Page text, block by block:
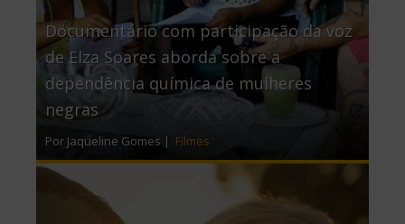
Documentário com participação da voz
de Elza Soares aborda sobre a
dependência química de mulheres
negras
Por Jaqueline Gomes | Filmes